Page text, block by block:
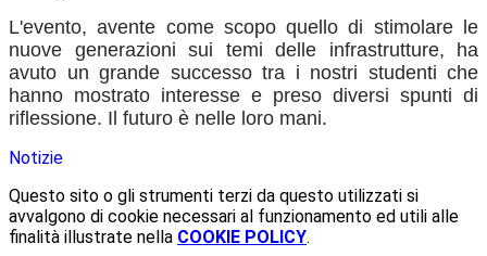
L'evento, avente come scopo quello di stimolare le
nuove generazioni sui temi delle infrastrutture, ha
avuto un grande successo tra i nostri studenti che
hanno mostrato interesse e preso diversi spunti di
riflessione. Il futuro è nelle loro mani.
Notizie
Questo sito o gli strumenti terzi da questo utilizzati si
avvalgono di cookie necessari al funzionamento ed utili alle
finalità illustrate nella COOKIE POLICY.